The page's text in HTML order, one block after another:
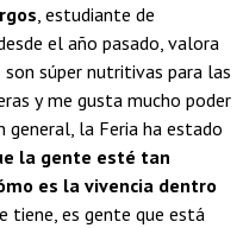
, estudiante de
el año pasado, valora
súper nutritivas para las
y me gusta mucho poder
general, la Feria ha estado
la gente esté tan
es la vivencia dentro
tiene, es gente que está